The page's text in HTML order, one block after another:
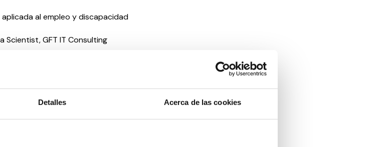
Detalles Acerca de las cookies
aplicada al empleo y discapacidad
Scientist, GFT IT Consulting
otros modelos de gestión del empleo y la
Sociales e Inclusión de la Comisión Europea